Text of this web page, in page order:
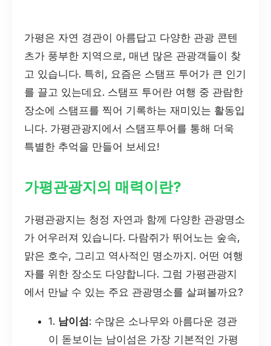
가평은 자연 경관이 아름답고 다양한 관광 콘텐
츠가 풍부한 지역으로, 매년 많은 관광객들이 찾
고 있습니다. 특히, 요즘은 스탬프 투어가 큰 인기
를 끌고 있는데요. 스탬프 투어란 여행 중 관람한
장소에 스탬프를 찍어 기록하는 재미있는 활동입
니다. 가평관광지에서 스탬프투어를 통해 더욱
특별한 추억을 만들어 보세요!
가평관광지의 매력이란?
가평관광지는 청정 자연과 함께 다양한 관광명소
가 어우러져 있습니다. 다람쥐가 뛰어노는 숲속,
맑은 호수, 그리고 역사적인 명소까지. 어떤 여행
자를 위한 장소도 다양합니다. 그럼 가평관광지
에서 만날 수 있는 주요 관광명소를 살펴볼까요?
1. 남이섬: 수많은 소나무와 아름다운 경관
이 돋보이는 남이섬은 가장 기본적인 가평